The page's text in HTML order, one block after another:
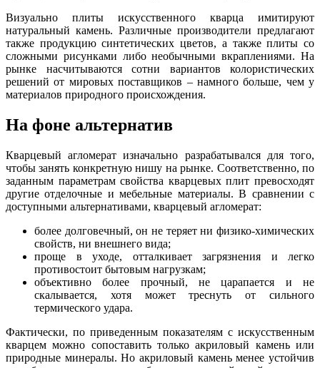
Визуально плиты искусственного кварца имитируют
натуральный камень. Различные производители предлагают
также продукцию синтетических цветов, а также плиты со
сложными рисунками либо необычными вкраплениями. На
рынке насчитываются сотни вариантов колористических
решений от мировых поставщиков – намного больше, чем у
материалов природного происхождения.
На фоне альтернатив
Кварцевый агломерат изначально разрабатывался для того,
чтобы занять конкретную нишу на рынке. Соответственно, по
заданным параметрам свойства кварцевых плит превосходят
другие отделочные и мебельные материалы. В сравнении с
доступными альтернативами, кварцевый агломерат:
более долговечный, он не теряет ни физико-химических
свойств, ни внешнего вида;
проще в уходе, отталкивает загрязнения и легко
противостоит бытовым нагрузкам;
объективно более прочный, не царапается и не
скалывается, хотя может треснуть от сильного
термического удара.
Фактически, по приведенным показателям с искусственным
кварцем можно сопоставить только акриловый камень или
природные минералы. Но акриловый камень менее устойчив